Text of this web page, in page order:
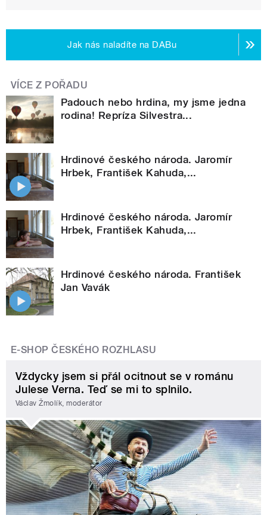
Jak nás naladíte na DABu
VÍCE Z POŘADU
Padouch nebo hrdina, my jsme jedna
rodina! Repríza Silvestra...
Hrdinové českého národa. Jaromír
Hrbek, František Kahuda,...
Hrdinové českého národa. Jaromír
Hrbek, František Kahuda,...
Hrdinové českého národa. František
Jan Vavák
E-SHOP ČESKÉHO ROZHLASU
Vždycky jsem si přál ocitnout se v románu
Julese Verna. Teď se mi to splnilo.
Václav Žmolík, moderátor